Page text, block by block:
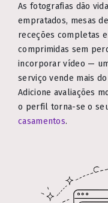
As fotografias dão
empratados, mesas
receções completas
comprimidas sem
incorporar vídeo —
serviço vende mais
Adicione avaliações
o perfil torna-se o
casamentos.